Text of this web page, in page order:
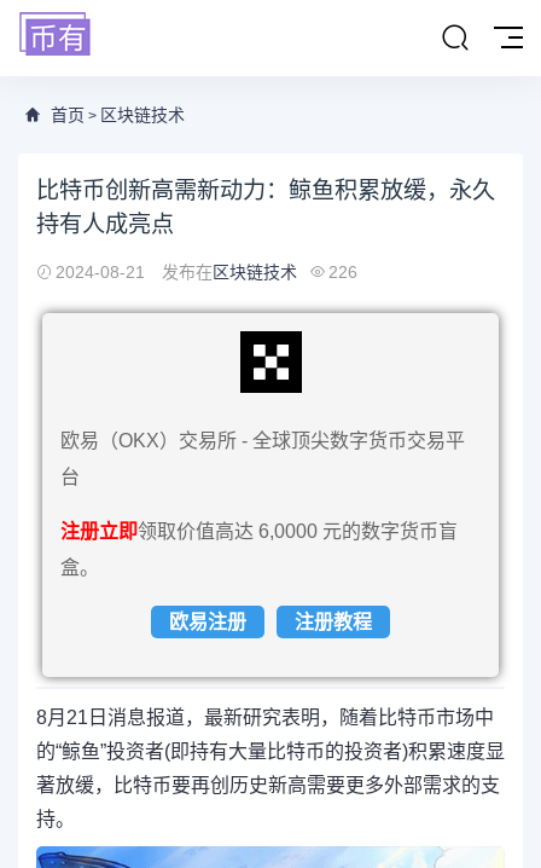
首页 > 区块链技术
比特币创新高需新动力：鲸鱼积累放缓，永久
持有人成亮点
2024-08-21 发布在区块链技术 226
欧易（OKX）交易所 - 全球顶尖数字货币交易平
台
注册立即领取价值高达 6,0000 元的数字货币盲
盒。
欧易注册 注册教程
8月21日消息报道，最新研究表明，随着比特币市场中
的“鲸鱼”投资者(即持有大量比特币的投资者)积累速度显
著放缓，比特币要再创历史新高需要更多外部需求的支
持。